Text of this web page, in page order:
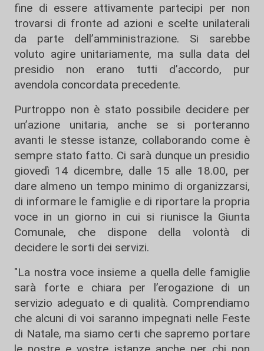
fine di essere attivamente partecipi per non
trovarsi di fronte ad azioni e scelte unilaterali
da parte dell’amministrazione. Si sarebbe
voluto agire unitariamente, ma sulla data del
presidio non erano tutti d’accordo, pur
avendola concordata precedente.
Purtroppo non è stato possibile decidere per
un’azione unitaria, anche se si porteranno
avanti le stesse istanze, collaborando come è
sempre stato fatto. Ci sarà dunque un presidio
giovedì 14 dicembre, dalle 15 alle 18.00, per
dare almeno un tempo minimo di organizzarsi,
di informare le famiglie e di riportare la propria
voce in un giorno in cui si riunisce la Giunta
Comunale, che dispone della volontà di
decidere le sorti dei servizi.
"La nostra voce insieme a quella delle famiglie
sarà forte e chiara per l’erogazione di un
servizio adeguato e di qualità. Comprendiamo
che alcuni di voi saranno impegnati nelle Feste
di Natale, ma siamo certi che sapremo portare